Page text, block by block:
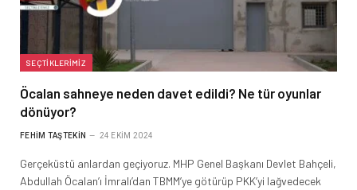
SEÇTIKLERIMIZ
Öcalan sahneye neden davet edildi? Ne tür oyunlar
dönüyor?
FEHIM TAŞTEKIN 24 EKIM 2024
Gerçeküstü anlardan geçiyoruz. MHP Genel Başkanı Devlet Bahçeli,
Abdullah Öcalan’ı İmralı’dan TBMM’ye götürüp PKK’yi lağvedecek